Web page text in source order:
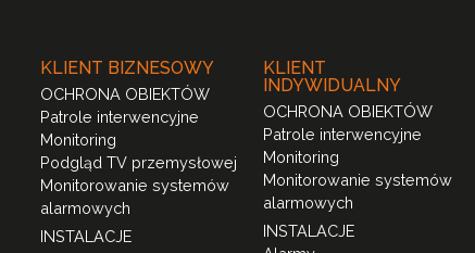
KLIENT BIZNESOWY
OCHRONA OBIEKTÓW
Patrole interwencyjne
Monitoring
Podgląd TV przemysłowej
Monitorowanie systemów
alarmowych
INSTALACJE
KLIENT
INDYWIDUALNY
OCHRONA OBIEKTÓW
Patrole interwencyjne
Monitoring
Monitorowanie systemów
alarmowych
INSTALACJE